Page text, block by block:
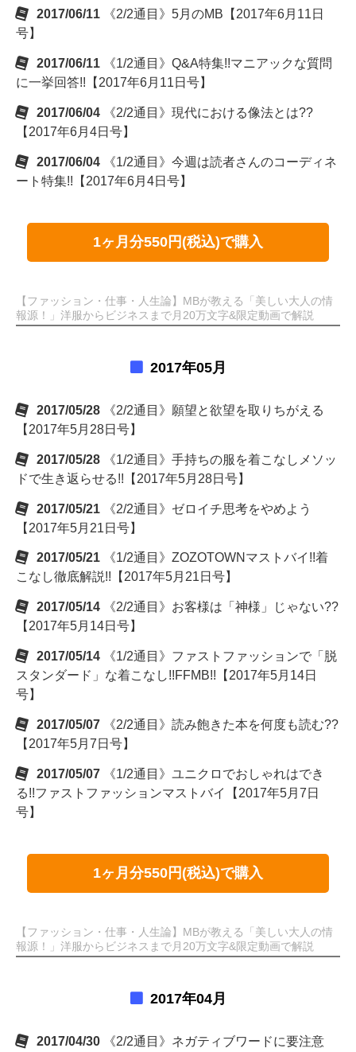
2017/06/11
《2/2通目》5月のMB【2017年6月11日
号】
2017/06/11
《1/2通目》Q&A特集!!マニアックな質問
に一挙回答!!【2017年6月11日号】
2017/06/04
《2/2通目》現代における像法とは??
【2017年6月4日号】
2017/06/04
《1/2通目》今週は読者さんのコーディネ
ート特集!!【2017年6月4日号】
1ヶ月分550円(税込)で購入
【ファッション・仕事・人生論】MBが教える「美しい大人の情
報源！」洋服からビジネスまで月20万文字&限定動画で解説
2017年05月
2017/05/28
《2/2通目》願望と欲望を取りちがえる
【2017年5月28日号】
2017/05/28
《1/2通目》手持ちの服を着こなしメソッ
ドで生き返らせる!!【2017年5月28日号】
2017/05/21
《2/2通目》ゼロイチ思考をやめよう
【2017年5月21日号】
2017/05/21
《1/2通目》ZOZOTOWNマストバイ!!着
こなし徹底解説!!【2017年5月21日号】
2017/05/14
《2/2通目》お客様は「神様」じゃない??
【2017年5月14日号】
2017/05/14
《1/2通目》ファストファッションで「脱
スタンダード」な着こなし!!FFMB!!【2017年5月14日
号】
2017/05/07
《2/2通目》読み飽きた本を何度も読む??
【2017年5月7日号】
2017/05/07
《1/2通目》ユニクロでおしゃれはでき
る!!ファストファッションマストバイ【2017年5月7日
号】
1ヶ月分550円(税込)で購入
【ファッション・仕事・人生論】MBが教える「美しい大人の情
報源！」洋服からビジネスまで月20万文字&限定動画で解説
2017年04月
2017/04/30
《2/2通目》ネガティブワードに要注意